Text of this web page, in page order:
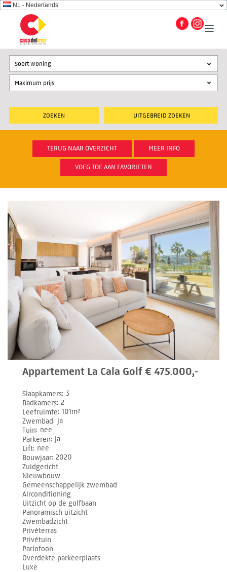
NL - Nederlands
UITGEBREID ZOEKEN
Soort woning
TERUG NAAR OVERZICHT MEER INFO
VOEG TOE AAN FAVORIETEN
Appartement La Cala Golf € 475.000,-
Slaapkamers 3
Badkamers 2
Leefruimte 101m²
Zwembad ja
Tuin nee
Parkeren ja
Lift nee
Bouwjaar 2020
Zuidgericht
Nieuwbouw
Gemeenschappelijk zwembad
Airconditioning
Uitzicht op de golfbaan
Panoramisch uitzicht
Zwembadzicht
Privéterras
Privétuin
Parlofoon
Overdekte parkeerplaats
Luxe